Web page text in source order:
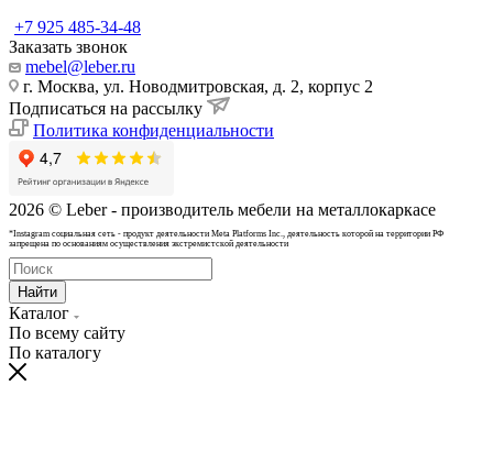
+7 925 485-34-48
Заказать звонок
mebel@leber.ru
г. Москва, ул. Новодмитровская, д. 2, корпус 2
Подписаться на рассылку
Политика конфиденциальности
2026 © Leber - производитель мебели на металлокаркасе
*Instagram cоциальная сеть - продукт деятельности Meta Platforms Inc., деятельность которой на территории РФ
запрещена по основаниям осуществления экстремистской деятельности
Найти
Каталог
По всему сайту
По каталогу